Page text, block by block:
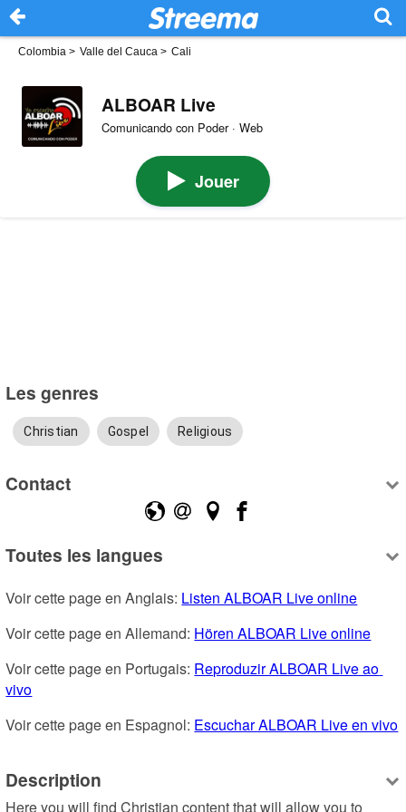
Colombia > Valle del Cauca > Cali
ALBOAR Live
Comunicando con Poder · Web
Jouer
Les genres
Christian Gospel Religious
Contact
Toutes les langues
Voir cette page en Anglais: Listen ALBOAR Live online
Voir cette page en Allemand: Hören ALBOAR Live online
Voir cette page en Portugais: Reproduzir ALBOAR Live ao
vivo
Voir cette page en Espagnol: Escuchar ALBOAR Live en vivo
Description
Here you will find Christian content that will allow you to